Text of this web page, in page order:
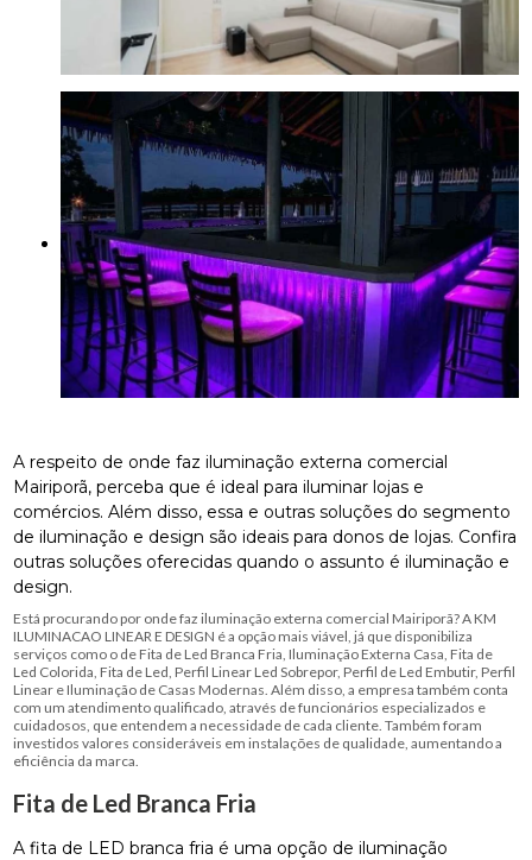
A respeito de onde faz iluminação externa comercial
Mairiporã, perceba que é ideal para iluminar lojas e
comércios. Além disso, essa e outras soluções do segmento
de iluminação e design são ideais para donos de lojas. Confira
outras soluções oferecidas quando o assunto é iluminação e
design.
Está procurando por onde faz iluminação externa comercial Mairiporã? A KM
ILUMINACAO LINEAR E DESIGN é a opção mais viável, já que disponibiliza
serviços como o de Fita de Led Branca Fria, Iluminação Externa Casa, Fita de
Led Colorida, Fita de Led, Perfil Linear Led Sobrepor, Perfil de Led Embutir, Perfil
Linear e Iluminação de Casas Modernas. Além disso, a empresa também conta
com um atendimento qualificado, através de funcionários especializados e
cuidadosos, que entendem a necessidade de cada cliente. Também foram
investidos valores consideráveis em instalações de qualidade, aumentando a
eficiência da marca.
Fita de Led Branca Fria
A fita de LED branca fria é uma opção de iluminação